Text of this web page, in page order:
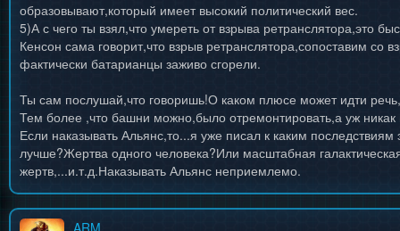
образовывают,который имеет высокий политический вес.
5)А с чего ты взял,что умереть от взрыва ретранслятора,это
Кенсон сама говорит,что взрыв ретранслятора,сопоставим со
фактически батарианцы заживо сгорели.
Ты сам послушай,что говоришь!О каком плюсе может идти
Тем более ,что башни можно,было отремонтировать,а уж никак
Если наказывать Альянс,то...я уже писал к каким
лучше?Жертва одного человека?Или масштабная
жертв,...и.т.д.Наказывать Альянс неприемлемо.